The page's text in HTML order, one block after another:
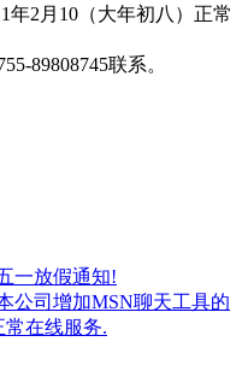
年2月10（大年初八）正常
89808745联系。
一放假通知!
公司增加MSN聊天工具的
在线服务.